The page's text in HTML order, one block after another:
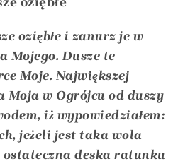
oziębłe i zanurz je w
Mojego. Dusze te
Moje. Największej
Moja w Ogrójcu od duszy
iż wypowiedziałem:
jeżeli jest taka wola
deska ratunku